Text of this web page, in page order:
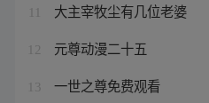
大主宰牧尘有几位老婆
12 元尊动漫二十五
13 一世之尊免费观看